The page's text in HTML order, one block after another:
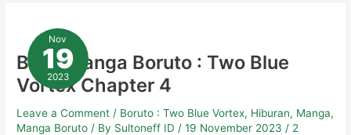
Nov
19
2023
Baca Manga Boruto : Two Blue
Vortex Chapter 4
Leave a Comment / Boruto : Two Blue Vortex, Hiburan, Manga,
Manga Boruto / By Sultoneff ID /19 November 2023 / 2
Manga
Boruto
Blue
Vortex
Chapter